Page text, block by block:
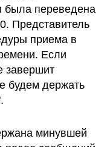
была переведена
Представитель
приема в
Если
завершит
будем держать
минувшей